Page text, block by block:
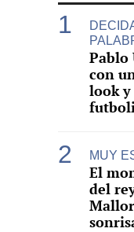
Pablo
con
look y
MUY
El
del